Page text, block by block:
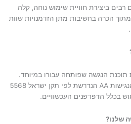
ביצירת חוויית שימוש נוחה, קלה
מתוך הכרה בחשיבות מתן הזדמנויות שוות
הנגשה שפותחה עבורו במיוחד.
תוכנה זו מתאימה אותו לרמת הנגישות AA הנדרשת לפי תקן ישראל 5568
בכלל הדפדפנים העכשוויים.
שלנו?